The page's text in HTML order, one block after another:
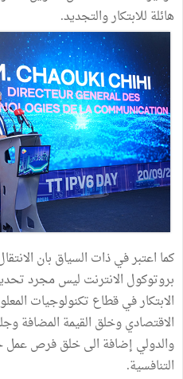
هائلة للابتكار والتجديد.
كما اعتبر في ذات السياق بان
بروتوكول الانترنت ليس مجرد
الابتكار في قطاع تكنولوجيات
الاقتصادي وخلق القيمة المضافة
والدولي إضافة الى خلق فرص عمل
التنافسية.